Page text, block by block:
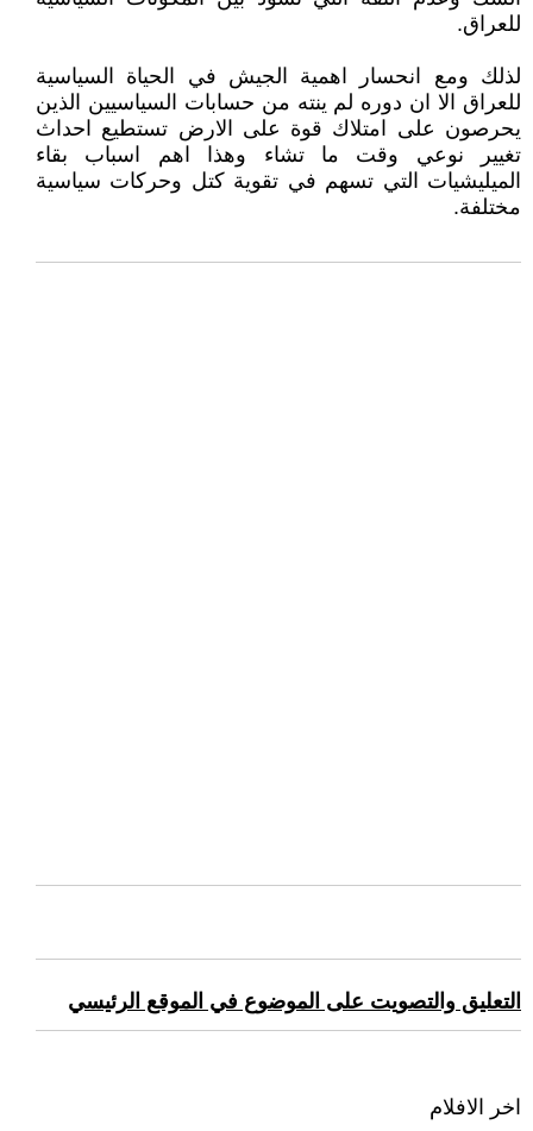
للعراق.
لذلك ومع انحسار اهمية الجيش في الحياة السياسية
للعراق الا ان دوره لم ينته من حسابات السياسيين الذين
يحرصون على امتلاك قوة على الارض تستطيع احداث
تغيير نوعي وقت ما تشاء وهذا اهم اسباب بقاء
الميليشيات التي تسهم في تقوية كتل وحركات سياسية
مختلفة.
التعليق والتصويت على الموضوع في الموقع الرئيسي
اخر الافلام